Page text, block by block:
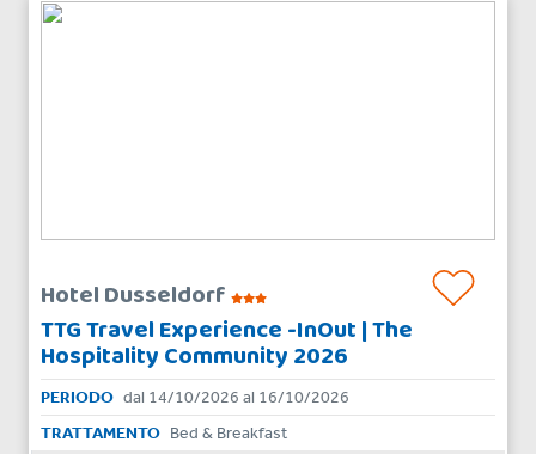
Hotel Dusseldorf
TTG Travel Experience -InOut | The
Hospitality Community 2026
PERIODO dal 14/10/2026 al 16/10/2026
TRATTAMENTO Bed & Breakfast